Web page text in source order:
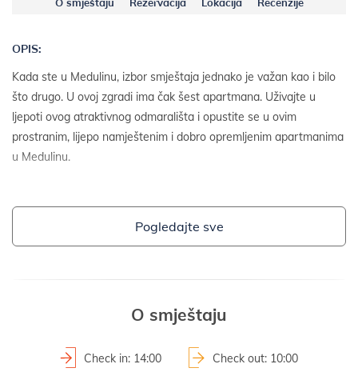
OPIS:
Kada ste u Medulinu, izbor smještaja jednako je važan kao i bilo
što drugo. U ovoj zgradi ima čak šest apartmana. Uživajte u
ljepoti ovog atraktivnog odmarališta i opustite se u ovim
prostranim, lijepo namještenim i dobro opremljenim apartmanima
u Medulinu.
- godina izgradnje: 2005
- okućnica ograđena živicom
Pogledajte sve
O smještaju
Check in: 14:00 Check out: 10:00